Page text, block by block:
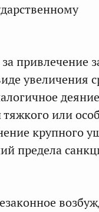
привлечение
увеличения
или
крупного
предела